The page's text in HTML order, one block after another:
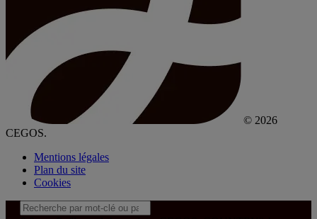
© 2026
CEGOS.
Mentions légales
Plan du site
Cookies